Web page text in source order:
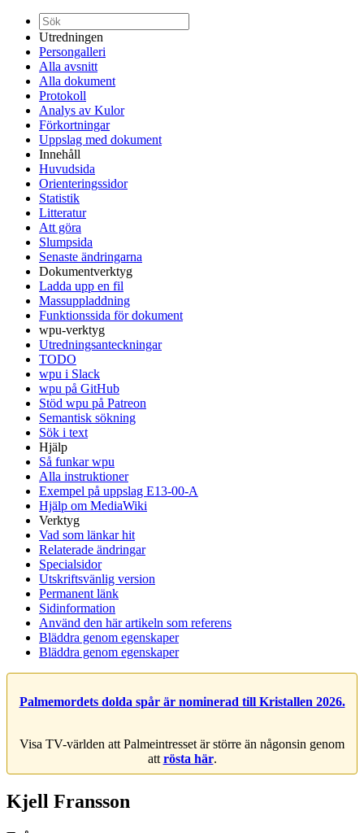
Utredningen
Persongalleri
Alla avsnitt
Alla dokument
Protokoll
Analys av Kulor
Förkortningar
Uppslag med dokument
Innehåll
Huvudsida
Orienteringssidor
Statistik
Litteratur
Att göra
Slumpsida
Senaste ändringarna
Dokumentverktyg
Ladda upp en fil
Massuppladdning
Funktionssida för dokument
wpu-verktyg
Utredningsanteckningar
TODO
wpu i Slack
wpu på GitHub
Stöd wpu på Patreon
Semantisk sökning
Sök i text
Hjälp
Så funkar wpu
Alla instruktioner
Exempel på uppslag E13-00-A
Hjälp om MediaWiki
Verktyg
Vad som länkar hit
Relaterade ändringar
Specialsidor
Utskriftsvänlig version
Permanent länk
Sidinformation
Använd den här artikeln som referens
Bläddra genom egenskaper
Bläddra genom egenskaper
Palmemordets dolda spår är nominerad till Kristallen 2026.
Visa TV-världen att Palmeintresset är större än någonsin genom
att rösta här.
Kjell Fransson